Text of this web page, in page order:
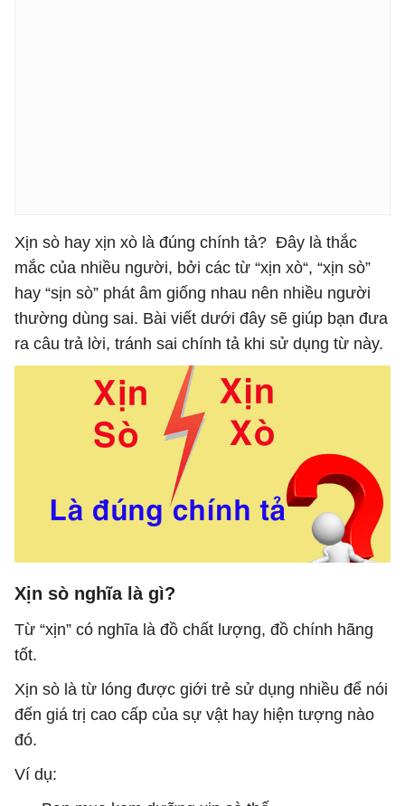
Xịn sò hay xịn xò là đúng chính tả? Đây là thắc
mắc của nhiều người, bởi các từ “xịn xò“, “xịn sò”
hay “sịn sò” phát âm giống nhau nên nhiều người
thường dùng sai. Bài viết dưới đây sẽ giúp bạn đưa
ra câu trả lời, tránh sai chính tả khi sử dụng từ này.
Xịn sò nghĩa là gì?
Từ “xịn” có nghĩa là đồ chất lượng, đồ chính hãng
tốt.
Xịn sò là từ lóng được giới trẻ sử dụng nhiều để nói
đến giá trị cao cấp của sự vật hay hiện tượng nào
đó.
Ví dụ: